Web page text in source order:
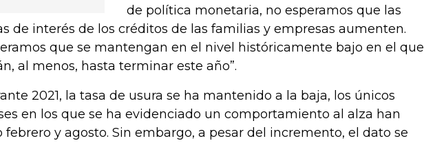
de política monetaria, no esperamos que las
de interés de los créditos de las familias y empresas aumenten.
que se mantengan en el nivel históricamente bajo en el que
al menos, hasta terminar este año”.
2021, la tasa de usura se ha mantenido a la baja, los únicos
en los que se ha evidenciado un comportamiento al alza han
febrero y agosto. Sin embargo, a pesar del incremento, el dato se